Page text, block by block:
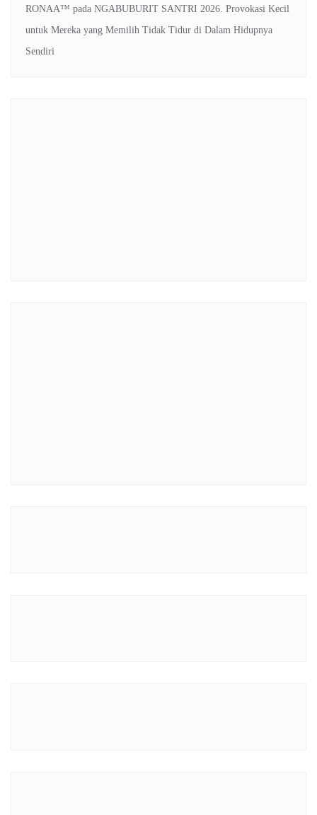
RONAA™ pada NGABUBURIT SANTRI 2026. Provokasi Kecil
untuk Mereka yang Memilih Tidak Tidur di Dalam Hidupnya
Sendiri